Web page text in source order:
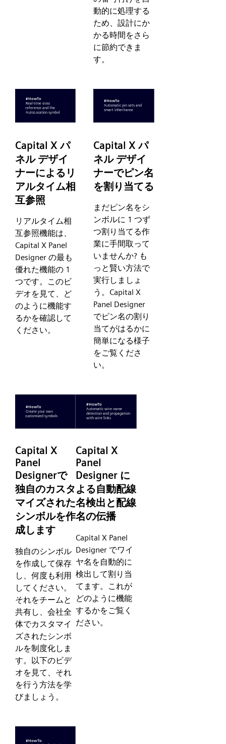
動的に処理する
ため、設計にか
かる時間をさら
に節約できま
す。
Capital X パ
ネル デザイ
ナーによるリ
アルタイム相
互参照
リアルタイム相
互参照機能は、
Capital X Panel
Designer の最も
優れた機能の 1
つです。このビ
デオを見て、ど
のように機能す
るかを確認して
ください。
Capital X パ
ネル デザイ
ナーでピン名
を割り当てる
まだピン名をシ
ンボルに 1 つず
つ割り当てる作
業に手間取って
いませんか? も
っと賢い方法で
実行しましょ
う。Capital X
Panel Designer
でピン名の割り
当てがはるかに
簡単になる様子
をご覧くださ
い。
Capital X
Panel
Designerで
独自のカスタ
マイズされた
シンボルを作
成します
独自のシンボル
を作成して保存
し、何度も利用
してください。
それをチームと
共有し、会社全
体でカスタマイ
ズされたシンボ
ルを制度化しま
す。以下のビデ
オを見て、それ
を行う方法を学
びましょう。
Capital X
Panel
Designer に
よる自動配線
名検出と配線
名の伝播
Capital X Panel
Designer でワイ
ヤ名を自動的に
検出して割り当
てます。これが
どのように機能
するかをご覧く
ださい。